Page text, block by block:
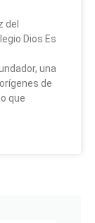
del
Dios Es
una
de
que